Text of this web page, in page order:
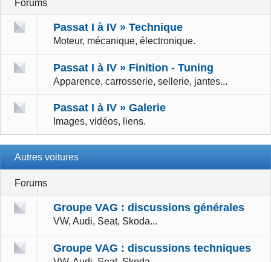
Forums
Passat I à IV » Technique
Moteur, mécanique, électronique.
Passat I à IV » Finition - Tuning
Apparence, carrosserie, sellerie, jantes...
Passat I à IV » Galerie
Images, vidéos, liens.
Autres voitures
Forums
Groupe VAG : discussions générales
VW, Audi, Seat, Skoda...
Groupe VAG : discussions techniques